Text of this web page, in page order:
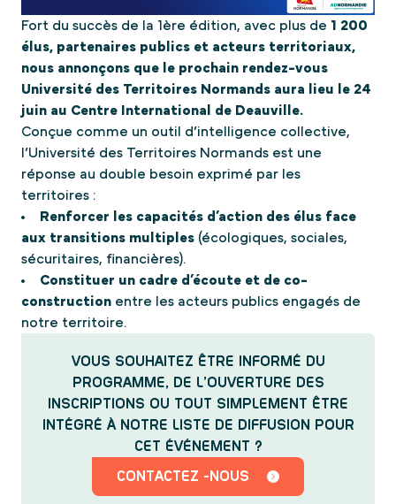
Fort du succès de la 1ère édition, avec plus de 1 200
élus, partenaires publics et acteurs territoriaux,
nous annonçons que le prochain rendez-vous
Université des Territoires Normands aura lieu le 24
juin au Centre International de Deauville.
Conçue comme un outil d’intelligence collective,
l’Université des Territoires Normands est une
réponse au double besoin exprimé par les
territoires :
Renforcer les capacités d’action des élus face
aux transitions multiples (écologiques, sociales,
sécuritaires, financières).
Constituer un cadre d’écoute et de co-
construction entre les acteurs publics engagés de
notre territoire.
VOUS SOUHAITEZ ÊTRE INFORMÉ DU
PROGRAMME, DE L’OUVERTURE DES
INSCRIPTIONS OU TOUT SIMPLEMENT ÊTRE
INTÉGRÉ À NOTRE LISTE DE DIFFUSION POUR
CET ÉVÉNEMENT ?
CONTACTEZ -NOUS